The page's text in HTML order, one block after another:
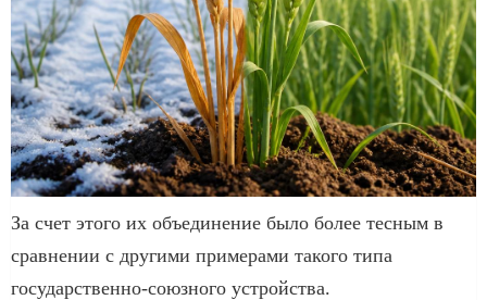
За счет этого их объединение было более тесным в
сравнении с другими примерами такого типа
государственно-союзного устройства.